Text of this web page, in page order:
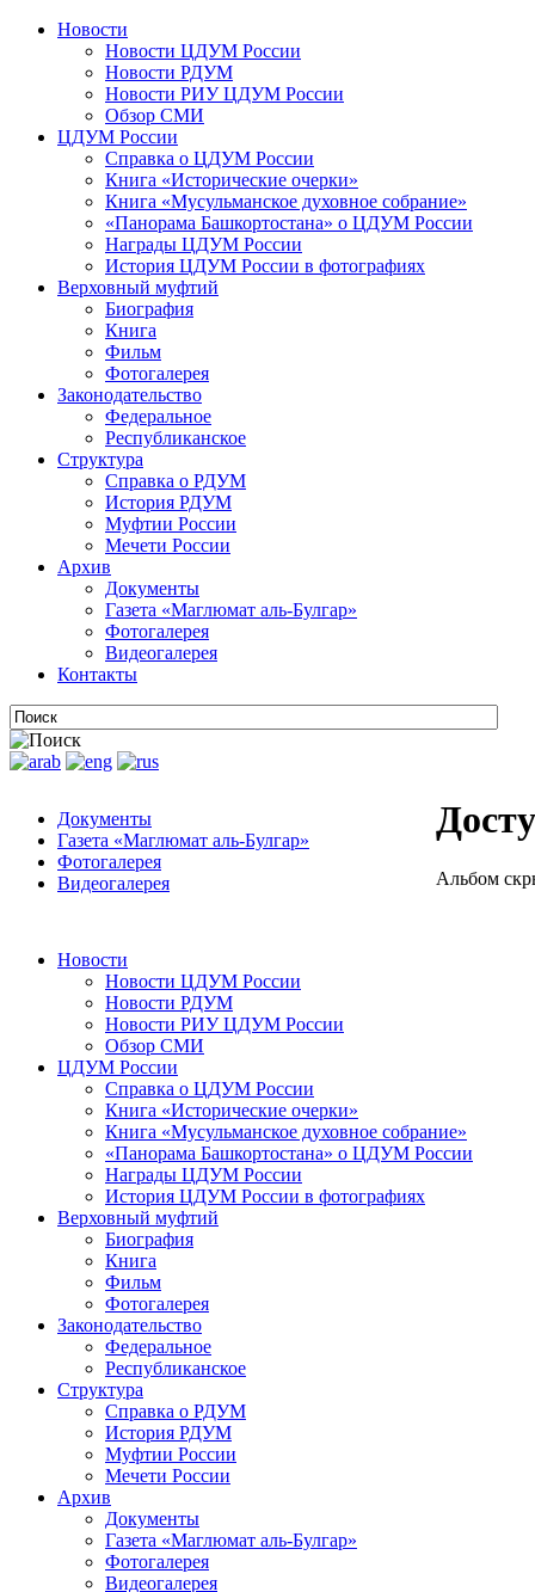
Новости
Новости ЦДУМ России
Новости РДУМ
Новости РИУ ЦДУМ России
Обзор СМИ
ЦДУМ России
Справка о ЦДУМ России
Книга «Исторические очерки»
Книга «Мусульманское духовное собрание»
«Панорама Башкортостана» о ЦДУМ России
Награды ЦДУМ России
История ЦДУМ России в фотографиях
Верховный муфтий
Биография
Книга
Фильм
Фотогалерея
Законодательство
Федеральное
Республиканское
Структура
Справка о РДУМ
История РДУМ
Муфтии России
Мечети России
Архив
Документы
Газета «Маглюмат аль-Булгар»
Фотогалерея
Видеогалерея
Контакты
Документы
Газета «Маглюмат аль-Булгар»
Фотогалерея
Видеогалерея
Альбом
Новости
Новости ЦДУМ России
Новости РДУМ
Новости РИУ ЦДУМ России
Обзор СМИ
ЦДУМ России
Справка о ЦДУМ России
Книга «Исторические очерки»
Книга «Мусульманское духовное собрание»
«Панорама Башкортостана» о ЦДУМ России
Награды ЦДУМ России
История ЦДУМ России в фотографиях
Верховный муфтий
Биография
Книга
Фильм
Фотогалерея
Законодательство
Федеральное
Республиканское
Структура
Справка о РДУМ
История РДУМ
Муфтии России
Мечети России
Архив
Документы
Газета «Маглюмат аль-Булгар»
Фотогалерея
Видеогалерея